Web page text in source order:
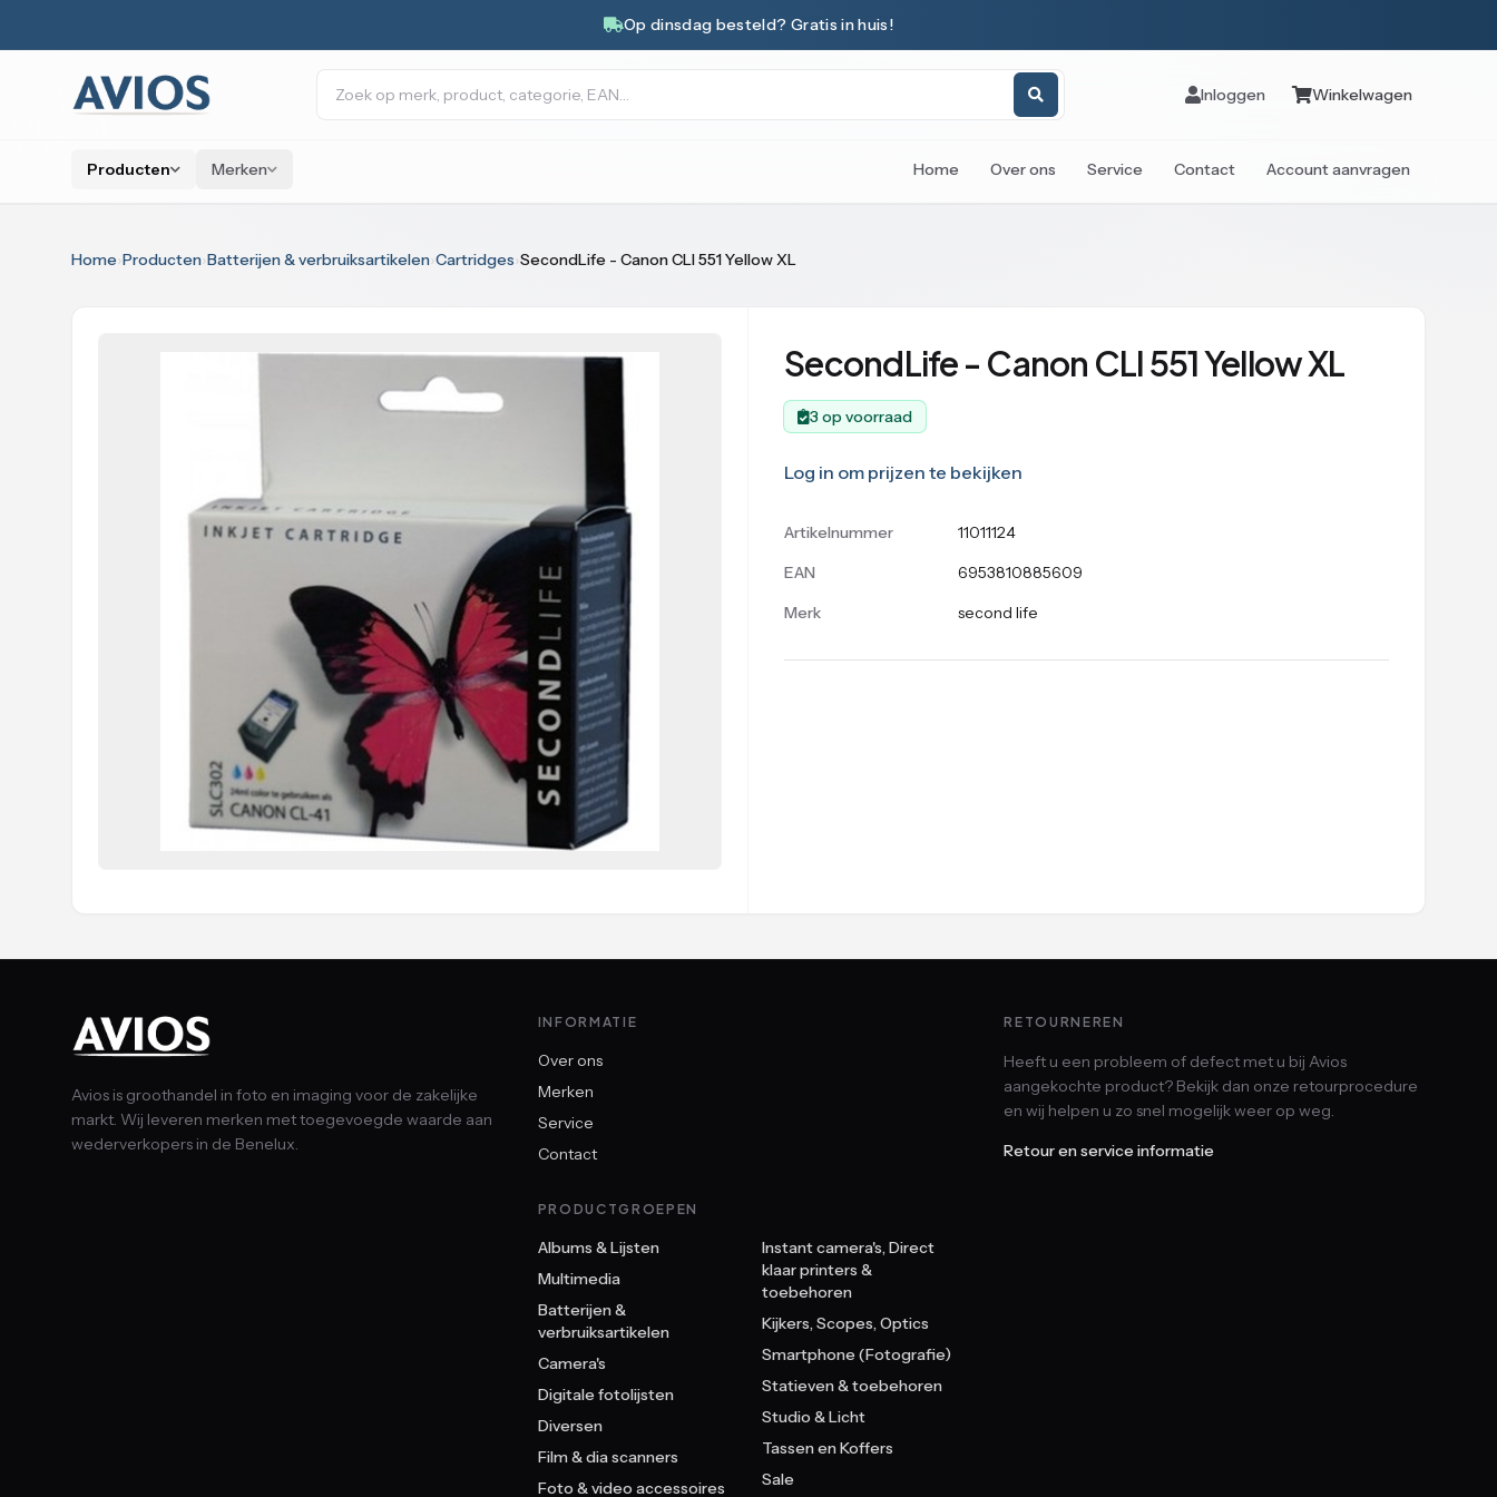
Op dinsdag besteld? Gratis in huis!
Inloggen Winkelwagen
Producten Merken Home Over ons Service Contact Account aanvragen
Home›Producten›Batterijen & verbruiksartikelen›Cartridges›SecondLife - Canon CLI 551 Yellow XL
SecondLife - Canon CLI 551 Yellow XL
3 op voorraad
Log in om prijzen te bekijken
Artikelnummer
11011124
EAN
6953810885609
Merk
second life
Avios is groothandel in foto en imaging voor de zakelijke
markt. Wij leveren merken met toegevoegde waarde aan
wederverkopers in de Benelux.
INFORMATIE
Over ons
Merken
Service
Contact
PRODUCTGROEPEN
Albums & Lijsten
Multimedia
Batterijen &
verbruiksartikelen
Camera's
Digitale fotolijsten
Diversen
Film & dia scanners
Foto & video accessoires
Instant camera's, Direct
klaar printers &
toebehoren
Kijkers, Scopes, Optics
Smartphone (Fotografie)
Statieven & toebehoren
Studio & Licht
Tassen en Koffers
Sale
RETOURNEREN
Heeft u een probleem of defect met u bij Avios
aangekochte product? Bekijk dan onze retourprocedure
en wij helpen u zo snel mogelijk weer op weg.
Retour en service informatie